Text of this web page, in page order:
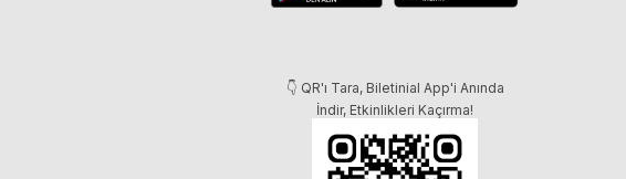
👇 QR'ı Tara, Biletinial App'i Anında
İndir, Etkinlikleri Kaçırma!